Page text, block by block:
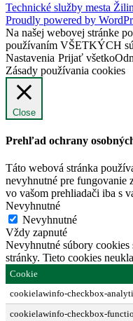
Technické služby mesta
Proudly powered by
Na našej webovej stránke
používaním VŠETKÝCH
Nastavenia Prijať všetko
Zásady používania cookies
Close
Prehľad ochrany
Táto webová stránka
nevyhnutné pre fungovanie
vo vašom prehliadači iba s
Nevyhnutné
Nevyhnutné
Vždy zapnuté
Nevyhnutné súbory cookies
stránky. Tieto cookies
Cookie
cookielawinfo-checkbox-
cookielawinfo-checkbox-